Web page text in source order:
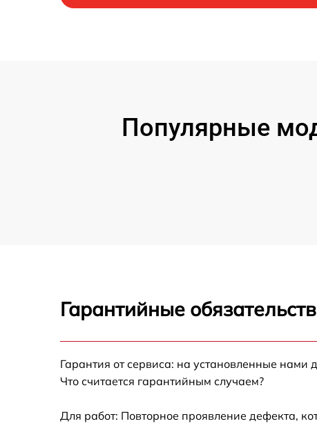
Популярные
Гарантийные
Гарантия от сервиса: на установленные нами
Что считается гарантийным случаем?
Для работ: Повторное проявление дефекта,